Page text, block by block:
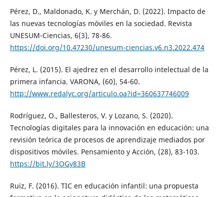
Pérez, D., Maldonado, K. y Merchán, D. (2022). Impacto de
las nuevas tecnologías móviles en la sociedad. Revista
UNESUM-Ciencias, 6(3), 78-86.
https://doi.org/10.47230/unesum-ciencias.v6.n3.2022.474
Pérez, L. (2015). El ajedrez en el desarrollo intelectual de la
primera infancia. VARONA, (60), 54-60.
http://www.redalyc.org/articulo.oa?id=360637746009
Rodríguez, O., Ballesteros, V. y Lozano, S. (2020).
Tecnologías digitales para la innovación en educación: una
revisión teórica de procesos de aprendizaje mediados por
dispositivos móviles. Pensamiento y Acción, (28), 83-103.
https://bit.ly/3OGy83B
Ruiz, F. (2016). TIC en educación infantil: una propuesta